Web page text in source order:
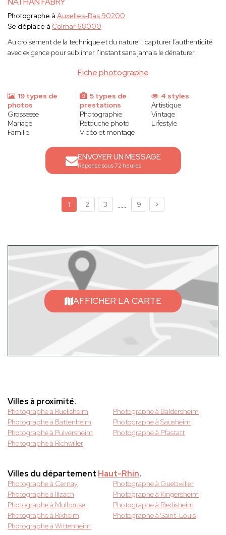
Fiche photographe
Photographe à Auxelles-Bas 90200
Se déplace à Colmar 68000
Au croisement de la technique et du naturel : capturer l’authenticité
avec exigence pour sublimer l'instant sans jamais le dénaturer.
19 types de
photos
Grossesse
Mariage
Famille
5 types de
prestations
Photographie
Retouche photo
Vidéo et montage
4 styles
Artistique
Vintage
Lifestyle
ENVOYER UN MESSAGE
Réponse sous 72 heures
1 2 3 ... 9
AFFICHER LA CARTE
Villes à proximité.
Photographe à Ruelisheim
Photographe à Baldersheim
Photographe à Battenheim
Photographe à Sausheim
Photographe à Pulversheim
Photographe à Pfastatt
Photographe à Richwiller
Villes du département Haut-Rhin.
Photographe à Cernay
Photographe à Guebwiller
Photographe à Illzach
Photographe à Kingersheim
Photographe à Mulhouse
Photographe à Riedisheim
Photographe à Rixheim
Photographe à Saint-Louis
Photographe à Wittenheim